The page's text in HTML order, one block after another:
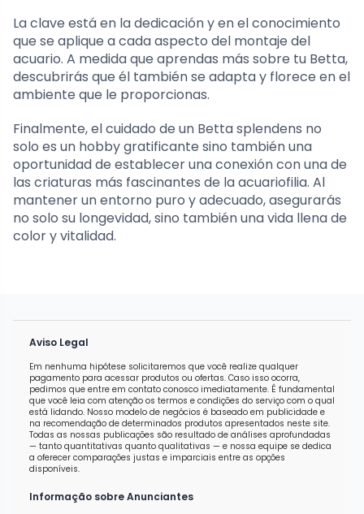
La clave está en la dedicación y en el conocimiento
que se aplique a cada aspecto del montaje del
acuario. A medida que aprendas más sobre tu Betta,
descubrirás que él también se adapta y florece en el
ambiente que le proporcionas.
Finalmente, el cuidado de un Betta splendens no
solo es un hobby gratificante sino también una
oportunidad de establecer una conexión con una de
las criaturas más fascinantes de la acuariofilia. Al
mantener un entorno puro y adecuado, asegurarás
no solo su longevidad, sino también una vida llena de
color y vitalidad.
Aviso Legal
Em nenhuma hipótese solicitaremos que você realize qualquer
pagamento para acessar produtos ou ofertas. Caso isso ocorra,
pedimos que entre em contato conosco imediatamente. É fundamental
que você leia com atenção os termos e condições do serviço com o qual
está lidando. Nosso modelo de negócios é baseado em publicidade e
na recomendação de determinados produtos apresentados neste site.
Todas as nossas publicações são resultado de análises aprofundadas
— tanto quantitativas quanto qualitativas — e nossa equipe se dedica
a oferecer comparações justas e imparciais entre as opções
disponíveis.
Informação sobre Anunciantes